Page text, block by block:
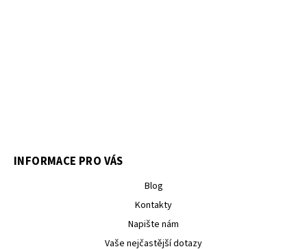
INFORMACE PRO VÁS
Blog
Kontakty
Napište nám
Vaše nejčastější dotazy